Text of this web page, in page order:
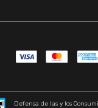
Defensa de las y los